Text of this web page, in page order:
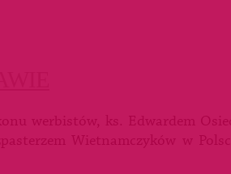
werbistów, ks. Edwardem
Wietnamczyków w